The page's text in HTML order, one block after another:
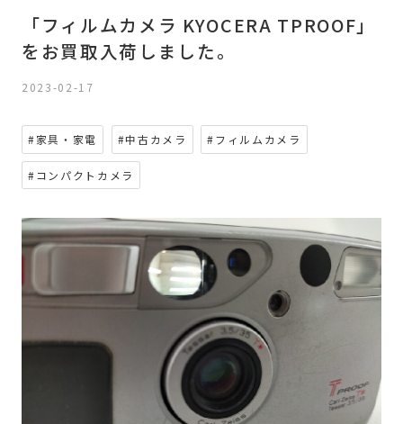
「フィルムカメラ KYOCERA TPROOF」
をお買取入荷しました。
2023-02-17
#家具・家電 #中古カメラ #フィルムカメラ
#コンパクトカメラ